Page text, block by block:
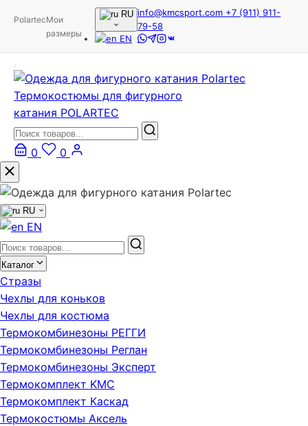
PolartecМои
размеры
RU
EN
info@kmcsport.com +7 (911) 911-
79-58
Термокостюмы для фигурного
катания POLARTEC
0 0
RU
EN
Каталог
Стразы
Чехлы для коньков
Чехлы для костюма
Термокомбинезоны РЕГГИ
Термокомбинезоны Реглан
Термокомбинезоны Эксперт
Термокомплект KMC
Термокомплект Каскад
Термокостюмы Аксель